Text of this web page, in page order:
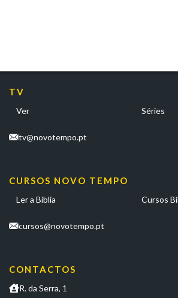
TV
Ver Séries
tv@novotempo.pt
CURSOS NOVO TEMPO
Ler a Bíblia Cursos
cursos@novotempo.pt
CONTACTOS
R. da Serra, 1